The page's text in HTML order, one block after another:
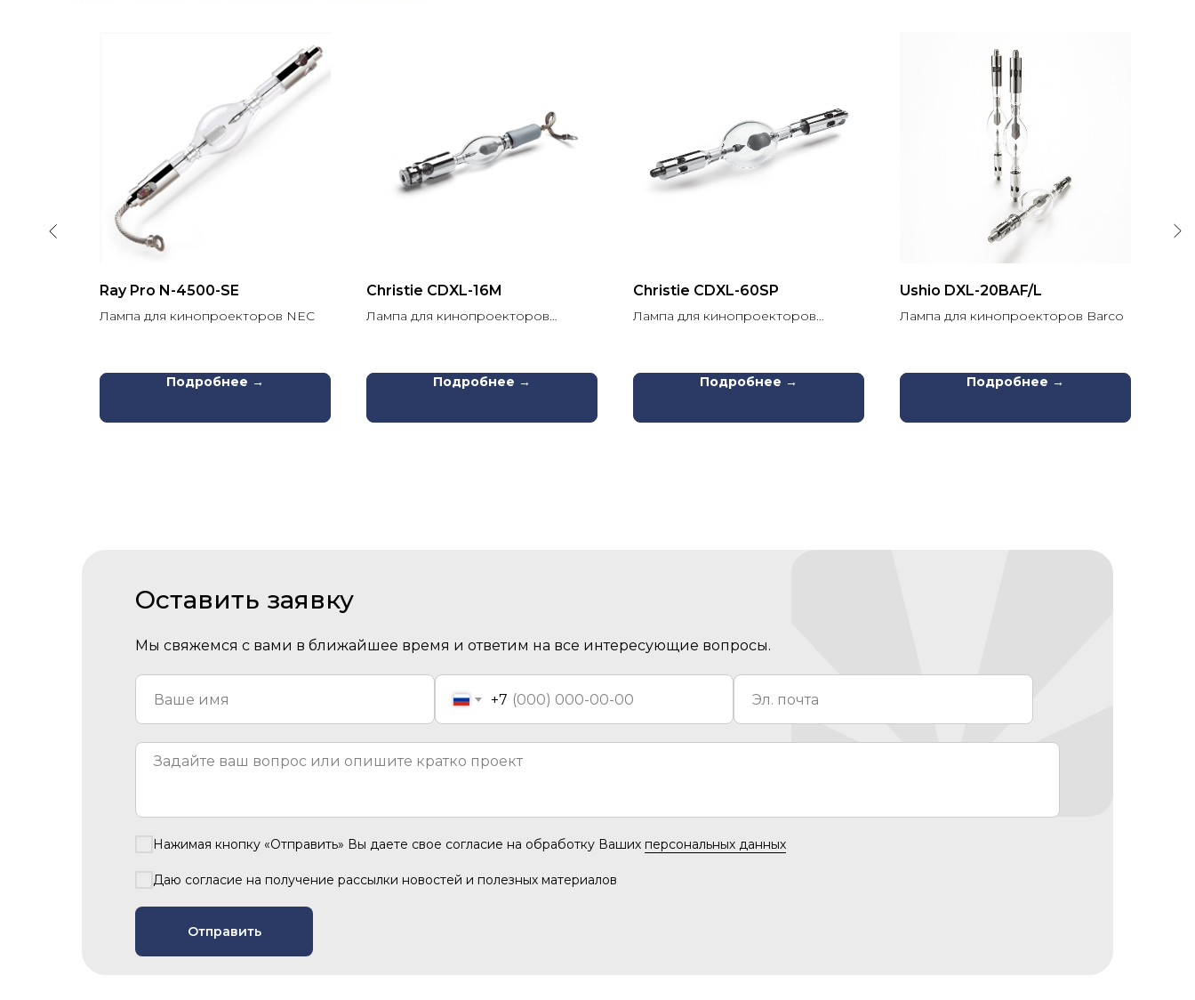
Ray Pro N-4500-SE
Лампа для кинопроекторов NEC
Подробнее →
Christie CDXL-16M
Лампа для кинопроекторов
Подробнее →
Christie CDXL-60SP
Лампа для кинопроекторов
Подробнее →
Ushio DXL-20BAF/L
Лампа для кинопроекторов Barco
Подробнее →
+7
Нажимая кнопку «Отправить» Вы даете свое согласие на обработку Ваших персональных данных
Даю согласие на получение рассылки новостей и полезных материалов
Отправить
Оставить заявку
Мы свяжемся с вами в ближайшее время и ответим на все интересующие вопросы.